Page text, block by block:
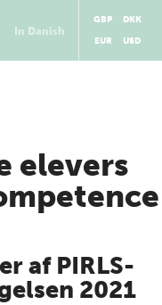
In Danish
GBP
DKK
EUR
USD
elevers
af PIRLS-
2021